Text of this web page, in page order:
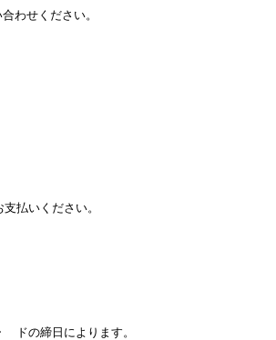
わせください。
払いください。
の締日によります。